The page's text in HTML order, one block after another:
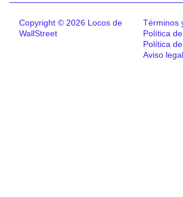
Copyright © 2026 Locos de
WallStreet
Términos
Política
Política
Aviso legal